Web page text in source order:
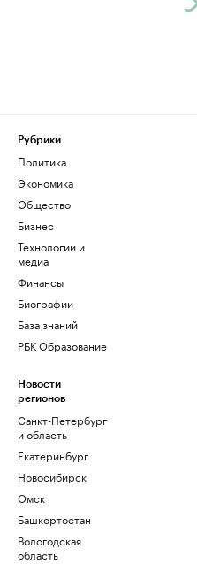
Рубрики
Политика
Экономика
Общество
Бизнес
Технологии и
медиа
Финансы
Биографии
База знаний
РБК Образование
Новости
регионов
Санкт-Петербург
и область
Екатеринбург
Новосибирск
Омск
Башкортостан
Вологодская
область